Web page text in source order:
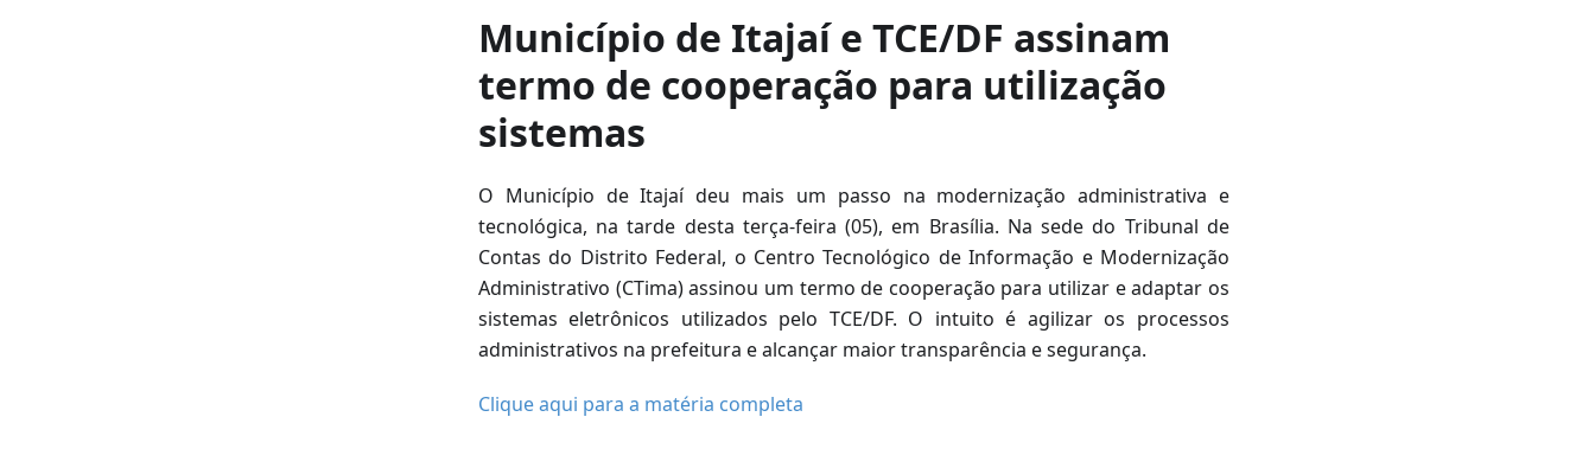
Município de Itajaí e TCE/DF assinam
termo de cooperação para utilização
sistemas
O Município de Itajaí deu mais um passo na modernização administrativa e
tecnológica, na tarde desta terça-feira (05), em Brasília. Na sede do Tribunal de
Contas do Distrito Federal, o Centro Tecnológico de Informação e Modernização
Administrativo (CTima) assinou um termo de cooperação para utilizar e adaptar os
sistemas eletrônicos utilizados pelo TCE/DF. O intuito é agilizar os processos
administrativos na prefeitura e alcançar maior transparência e segurança.
Clique aqui para a matéria completa